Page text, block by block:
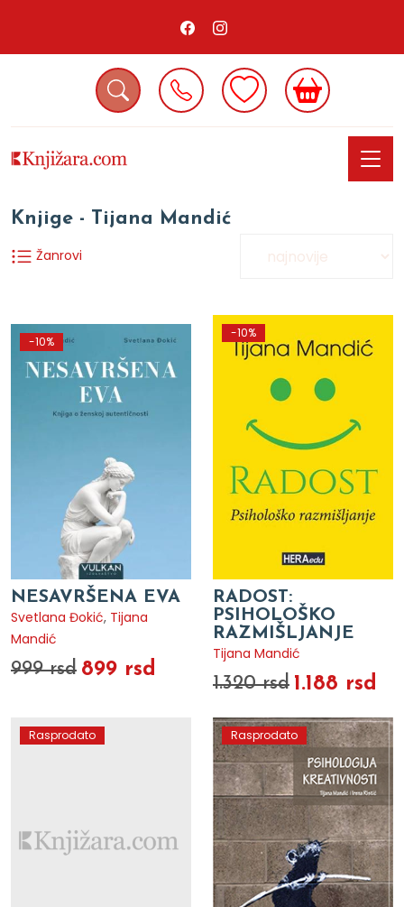
Knjige - Tijana Mandić
Žanrovi
-10%
NESAVRŠENA EVA
Svetlana Đokić, Tijana
Mandić
999 rsd 899 rsd
-10%
RADOST:
PSIHOLOŠKO
RAZMIŠLJANJE
Tijana Mandić
1.320 rsd 1.188 rsd
Rasprodato Rasprodato